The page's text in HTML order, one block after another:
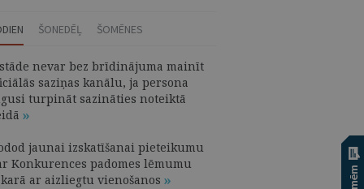
ŠONEDĒĻ ŠOMĒNES
nevar bez brīdinājuma mainīt
saziņas kanālu, ja persona
turpināt sazināties noteiktā
jaunai izskatīšanai pieteikumu
Konkurences padomes lēmumu
ar aizliegtu vienošanos